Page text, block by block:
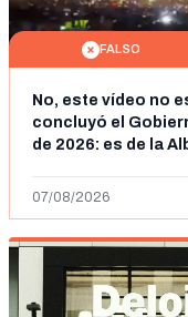
FALSO
No, este vídeo no
concluyó el
de 2026: es de la
07/08/2026